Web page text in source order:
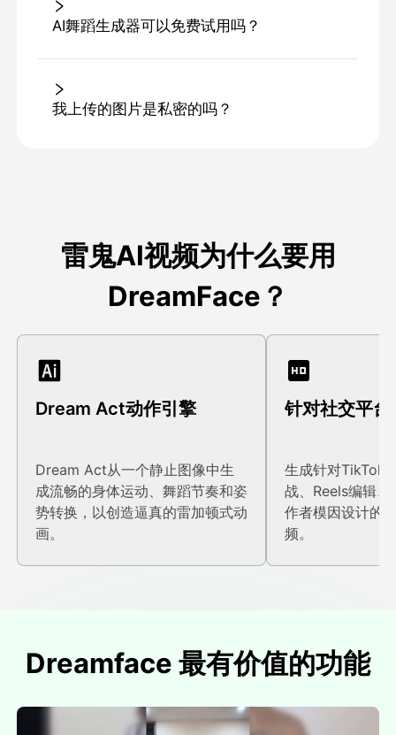
AI舞蹈生成器可以免费试用吗？
我上传的图片是私密的吗？
雷鬼AI视频为什么要用
DreamFace？
Dream Act动作引擎
Dream Act从一个静止图像中生
成流畅的身体运动、舞蹈节奏和姿
势转换，以创造逼真的雷加顿式动
画。
针对社交平
生成针对TikTok
战、Reels编辑
作者模因设计的
频。
Dreamface 最有价值的功能